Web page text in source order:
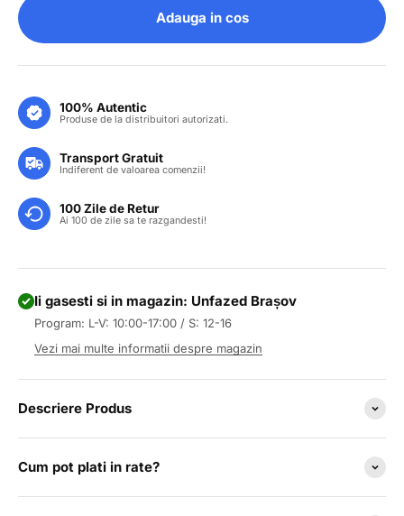
Adauga in cos
100% Autentic
Produse de la distribuitori autorizati.
Transport Gratuit
Indiferent de valoarea comenzii!
100 Zile de Retur
Ai 100 de zile sa te razgandesti!
Ii gasesti si in magazin: Unfazed Brașov
Program: L-V: 10:00-17:00 / S: 12-16
Vezi mai multe informatii despre magazin
Descriere Produs
Cum pot plati in rate?